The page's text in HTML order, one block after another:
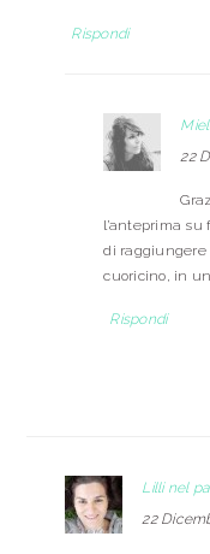
Rispondi
22
l’anteprima su
di raggiungere
cuoricino, in un
Rispondi
Lilli nel
22